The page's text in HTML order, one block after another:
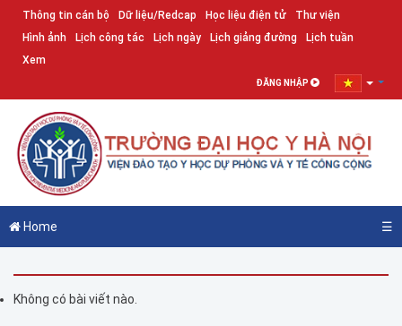
Thông tin cán bộ Dữ liệu/Redcap Học liệu điện tử
Thư viện
Hình ảnh
Lịch công tác Lịch ngày Lịch giảng đường
Lịch tuần
Xem
ĐĂNG NHẬP
Home ☰
Không có bài viết nào.